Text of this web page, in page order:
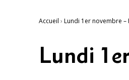
Accueil › Lundi 1er novembre –
Lundi